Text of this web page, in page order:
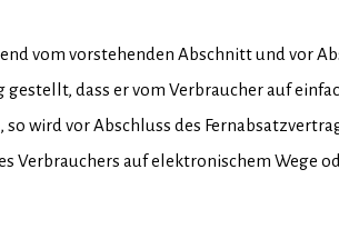
vom vorstehenden Abschnitt und vor
dass er vom Verbraucher auf
wird vor Abschluss des
Verbrauchers auf elektronischem Wege